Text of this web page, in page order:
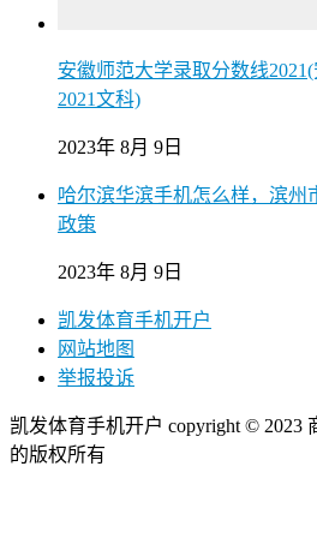
安徽师范大学录取分数线
2021文科)
2023年 8月 9日
哈尔滨华滨手机怎么样，滨州
政策
2023年 8月 9日
凯发体育手机开户
网站地图
举报投诉
凯发体育手机开户 copyright © 2023
的版权所有